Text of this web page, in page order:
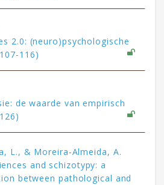
2.0: (neuro)psychologische
116)
de waarde van empirisch
L., & Moreira-Almeida, A.
and schizotypy: a
between pathological and